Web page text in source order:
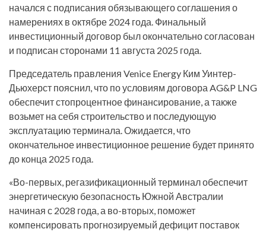
начался с подписания обязывающего соглашения о
намерениях в октябре 2024 года. Финальный
инвестиционный договор был окончательно согласован
и подписан сторонами 11 августа 2025 года.
Председатель правления Venice Energy Ким Уинтер-
Дьюхерст пояснил, что по условиям договора AG&P LNG
обеспечит стопроцентное финансирование, а также
возьмет на себя строительство и последующую
эксплуатацию терминала. Ожидается, что
окончательное инвестиционное решение будет принято
до конца 2025 года.
«Во-первых, регазификационный терминал обеспечит
энергетическую безопасность Южной Австралии
начиная с 2028 года, а во-вторых, поможет
компенсировать прогнозируемый дефицит поставок